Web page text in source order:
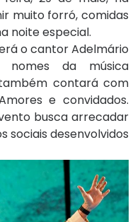
muito forró, comidas
noite especial.
o cantor Adelmário
nomes da música
contará com
e convidados.
busca arrecadar
sociais desenvolvidos